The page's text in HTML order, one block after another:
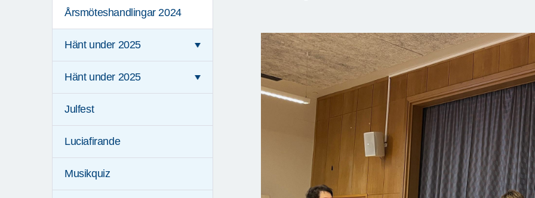
Årsmöteshandlingar 2024
Hänt under 2025
Hänt under 2025
Julfest
Luciafirande
Musikquiz